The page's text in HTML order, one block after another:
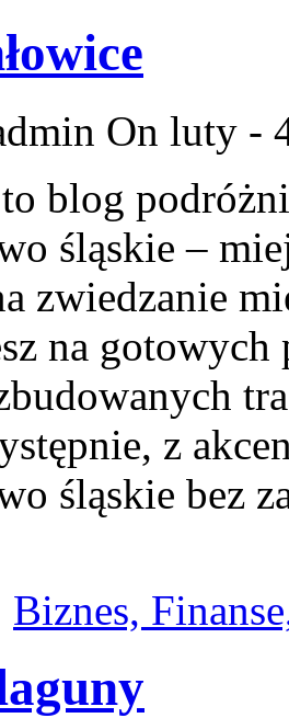
On luty -
blog
śląskie –
zwiedzanie
na
z
śląskie bez
Biznes,